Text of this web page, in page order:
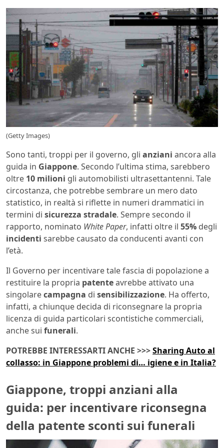
(Getty Images)
Sono tanti, troppi per il governo, gli anziani ancora alla
guida in Giappone. Secondo l’ultima stima, sarebbero
oltre 10 milioni gli automobilisti ultrasettantenni. Tale
circostanza, che potrebbe sembrare un mero dato
statistico, in realtà si riflette in numeri drammatici in
termini di sicurezza stradale. Sempre secondo il
rapporto, nominato White Paper, infatti oltre il 55% degli
incidenti sarebbe causato da conducenti avanti con
l’età.
Il Governo per incentivare tale fascia di popolazione a
restituire la propria patenteavrebbe attivato una
singolarecampagna di sensibilizzazione. Ha offerto,
infatti, a chiunque decida di riconsegnare la propria
licenza di guida particolari scontistiche commerciali,
anche sui funerali.
POTREBBE INTERESSARTI ANCHE >>>Sharing Auto al
collasso: in Giappone problemi di… igiene e in Italia?
Giappone, troppi anziani alla
guida: per incentivare riconsegna
della patente sconti sui funerali